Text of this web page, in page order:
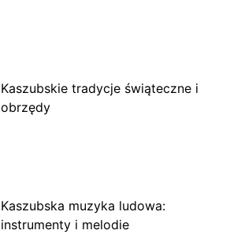
Kaszubskie tradycje świąteczne i
obrzędy
Kaszubska muzyka ludowa:
instrumenty i melodie